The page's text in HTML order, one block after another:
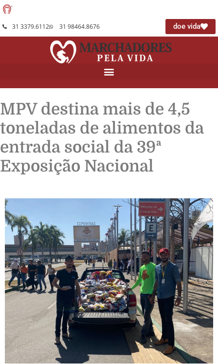
31 3379.6112 31 98464.8676 doe vida
MPV destina mais de 4,5
toneladas de alimentos da
entrada social da 39ª
Exposição Nacional